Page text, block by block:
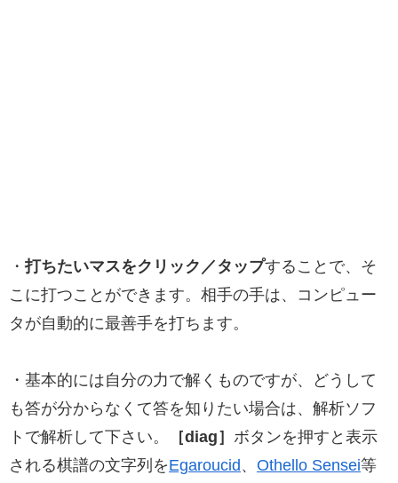
・打ちたいマスをクリック／タップすることで、そ
こに打つことができます。相手の手は、コンピュー
タが自動的に最善手を打ちます。
・基本的には自分の力で解くものですが、どうして
も答が分からなくて答を知りたい場合は、解析ソフ
トで解析して下さい。
［diag］ ボタンを押すと表示
される棋譜の文字列をEgaroucid、 Othello Sensei等